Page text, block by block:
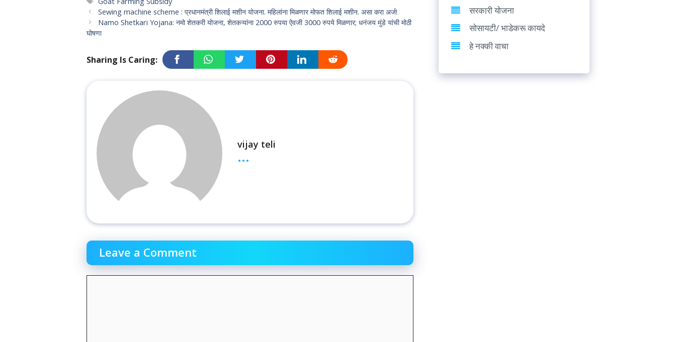
Sewing machine scheme : प्रधानमंत्री शिलाई मशीन योजना. महिलांना मिळणार मोफत शिलाई मशीन. असा करा अर्ज!
Namo Shetkari Yojana: नमो शेतकरी योजना, शेतकऱ्यांना 2000 रुपया ऐवजी 3000 रुपये मिळणार; धनंजय मुंडे यांची मोठी
घोषणा
Sharing Is Caring:
vijay teli
...
Leave a Comment
सरकारी योजना
सोसायटी/ भाडेकरू कायदे
हे नक्की वाचा